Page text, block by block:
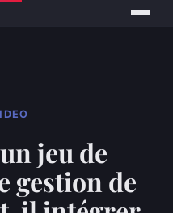
jeu de
gestion de